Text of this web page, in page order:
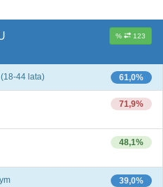
% 123
61,0%
44 lata)
71,9%
48,1%
39,0%